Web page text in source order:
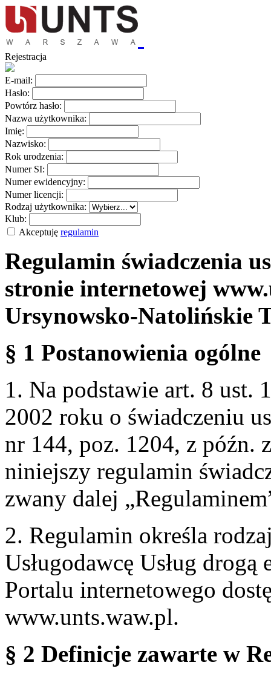
Rejestracja
E-mail:
Hasło:
Powtórz hasło:
Nazwa użytkownika:
Imię:
Nazwisko:
Rok urodzenia:
Numer SI:
Numer ewidencyjny:
Numer licencji:
Rodzaj użytkownika:
Klub:
Akceptuję regulamin
Regulamin świadczenia
stronie internetowej
Ursynowsko-Natolińskie
§ 1 Postanowienia ogólne
1. Na podstawie art. 8 ust.
2002 roku o świadczeniu
nr 144, poz. 1204, z późn.
niniejszy regulamin
zwany dalej
2. Regulamin określa
Usługodawcę Usług
Portalu internetowego
www.unts.waw.pl.
§ 2 Definicje zawarte w